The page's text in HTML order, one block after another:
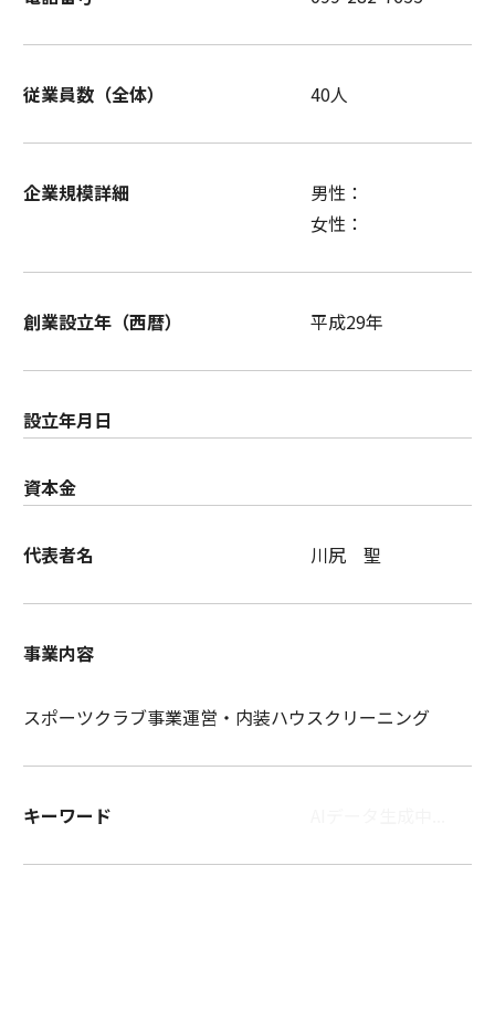
従業員数（全体） 40人
企業規模詳細
男性：
女性：
創業設立年（西暦） 平成29年
設立年月日
資本金
代表者名 川尻 聖
事業内容
スポーツクラブ事業運営・内装ハウスクリーニング
キーワード